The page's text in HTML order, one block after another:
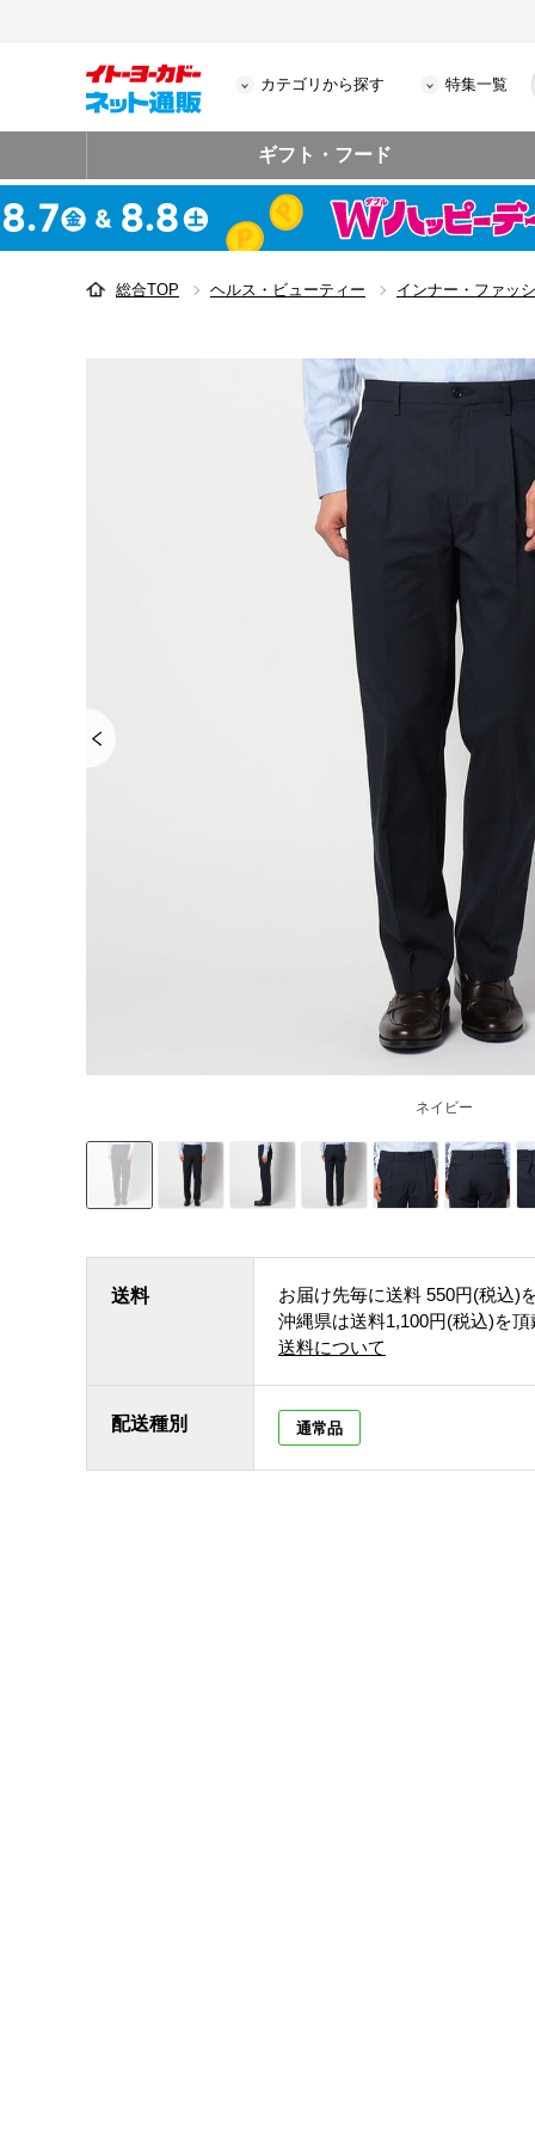
カテゴリから探す 特集一覧
ギフト・フード
総合TOP ヘルス・ビューティー インナー・ファッ
ネイビー
送料 お届け先毎に送料 550円(税込)
沖縄県は送料1,100円(税込)を
送料について
配送種別 通常品